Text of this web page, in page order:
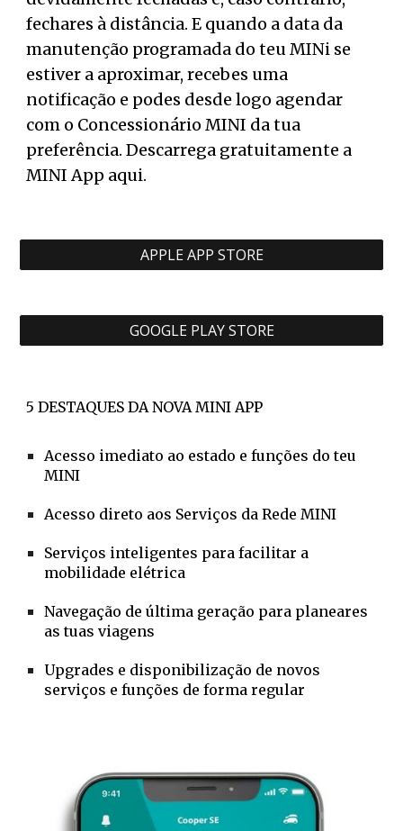
fechares à distância. E quando a data da
manutenção programada do teu MINi se
estiver a aproximar, recebes uma
notificação e podes desde logo agendar
com o Concessionário MINI da tua
preferência. Descarrega gratuitamente a
MINI App aqui.
APPLE APP STORE
GOOGLE PLAY STORE
5 DESTAQUES DA NOVA MINI APP
Acesso imediato ao estado e funções do teu
MINI
Acesso direto aos Serviços da Rede MINI
Serviços inteligentes para facilitar a
mobilidade elétrica
Navegação de última geração para planeares
as tuas viagens
Upgrades e disponibilização de novos
serviços e funções de forma regular